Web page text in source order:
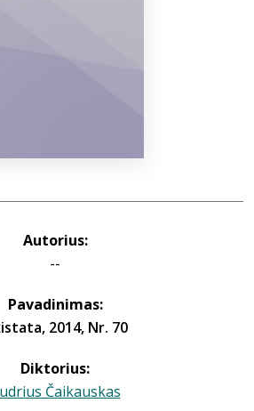
Autorius:
--
Pavadinimas:
2014, Nr. 70
Diktorius:
Čaikauskas